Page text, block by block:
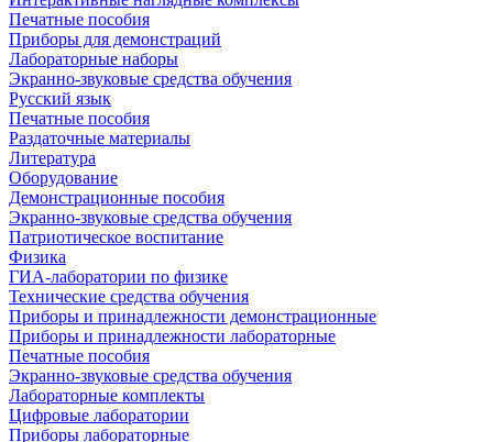
Печатные пособия
Приборы для демонстраций
Лабораторные наборы
Экранно-звуковые средства обучения
Русский язык
Печатные пособия
Раздаточные материалы
Литература
Оборудование
Демонстрационные пособия
Экранно-звуковые средства обучения
Патриотическое воспитание
Физика
ГИА-лаборатории по физике
Технические средства обучения
Приборы и принадлежности демонстрационные
Приборы и принадлежности лабораторные
Печатные пособия
Экранно-звуковые средства обучения
Лабораторные комплекты
Цифровые лаборатории
Приборы лабораторные